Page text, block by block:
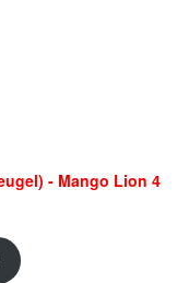
- Mango Lion 4